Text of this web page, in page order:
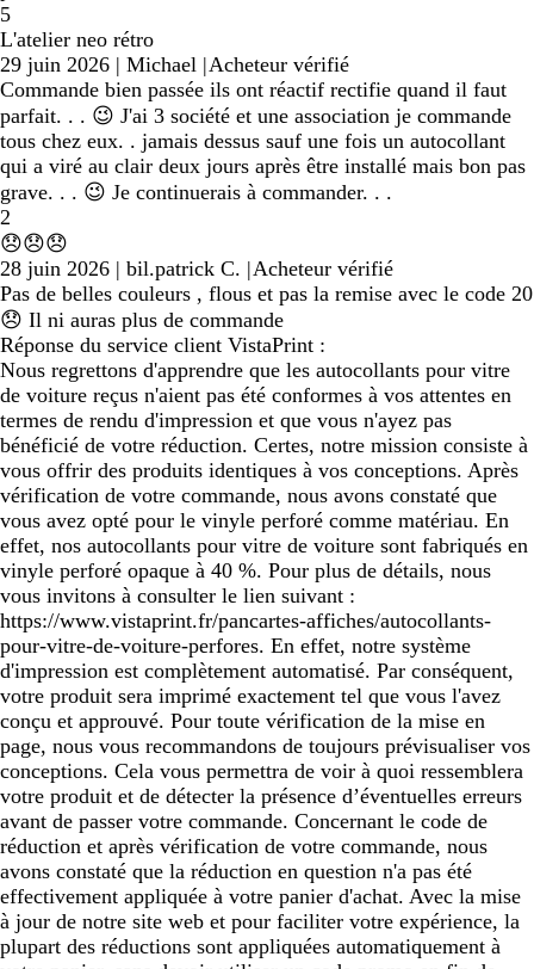
5
L'atelier neo rétro
29 juin 2026 | Michael |Acheteur vérifié
Commande bien passée ils ont réactif rectifie quand il faut
parfait. . . 😉 J'ai 3 société et une association je commande
tous chez eux. . jamais dessus sauf une fois un autocollant
qui a viré au clair deux jours après être installé mais bon pas
grave. . . 😉 Je continuerais à commander. . .
2
😞😞😞
28 juin 2026 | bil.patrick C. |Acheteur vérifié
Pas de belles couleurs , flous et pas la remise avec le code 20
😞 Il ni auras plus de commande
Réponse du service client VistaPrint :
Nous regrettons d'apprendre que les autocollants pour vitre
de voiture reçus n'aient pas été conformes à vos attentes en
termes de rendu d'impression et que vous n'ayez pas
bénéficié de votre réduction. Certes, notre mission consiste à
vous offrir des produits identiques à vos conceptions. Après
vérification de votre commande, nous avons constaté que
vous avez opté pour le vinyle perforé comme matériau. En
effet, nos autocollants pour vitre de voiture sont fabriqués en
vinyle perforé opaque à 40 %. Pour plus de détails, nous
vous invitons à consulter le lien suivant :
https://www.vistaprint.fr/pancartes-affiches/autocollants-
pour-vitre-de-voiture-perfores. En effet, notre système
d'impression est complètement automatisé. Par conséquent,
votre produit sera imprimé exactement tel que vous l'avez
conçu et approuvé. Pour toute vérification de la mise en
page, nous vous recommandons de toujours prévisualiser vos
conceptions. Cela vous permettra de voir à quoi ressemblera
votre produit et de détecter la présence d’éventuelles erreurs
avant de passer votre commande. Concernant le code de
réduction et après vérification de votre commande, nous
avons constaté que la réduction en question n'a pas été
effectivement appliquée à votre panier d'achat. Avec la mise
à jour de notre site web et pour faciliter votre expérience, la
plupart des réductions sont appliquées automatiquement à